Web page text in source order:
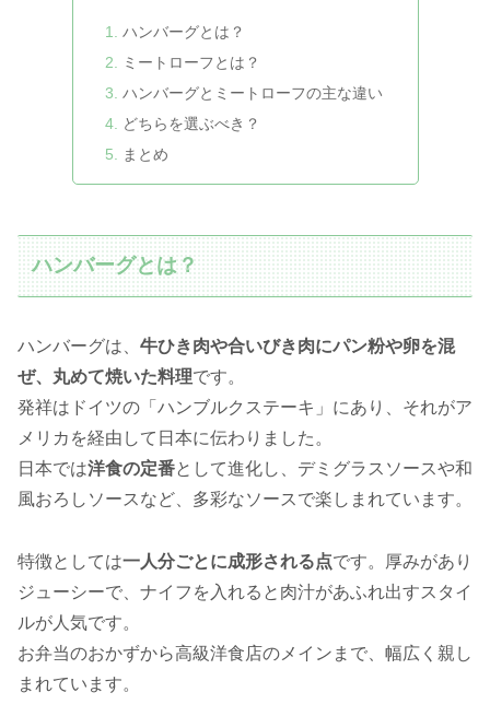
ハンバーグとは？
ミートローフとは？
ハンバーグとミートローフの主な違い
どちらを選ぶべき？
まとめ
ハンバーグとは？
ハンバーグは、 牛ひき肉や合いびき肉にパン粉や卵を混
ぜ、丸めて焼いた料理です。
発祥はドイツの「ハンブルクステーキ」にあり、それがア
メリカを経由して日本に伝わりました。
日本では洋食の定番として進化し、デミグラスソースや和
風おろしソースなど、多彩なソースで楽しまれています。
特徴としては一人分ごとに成形される点です。厚みがあり
ジューシーで、ナイフを入れると肉汁があふれ出すスタイ
ルが人気です。
お弁当のおかずから高級洋食店のメインまで、幅広く親し
まれています。